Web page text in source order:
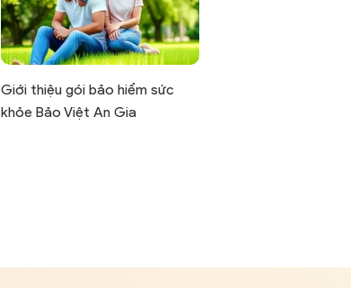
Giới thiệu gói bảo hiểm sức
khỏe Bảo Việt An Gia